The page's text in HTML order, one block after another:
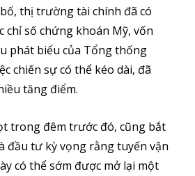
thị trường tài chính đã có
chỉ số chứng khoán Mỹ, vốn
phát biểu của Tổng thống
chiến sự có thể kéo dài, đã
tăng điểm.
trong đêm trước đó, cũng bắt
đầu tư kỳ vọng rằng tuyến vận
có thể sớm được mở lại một